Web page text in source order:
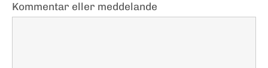
Kommentar eller meddelande